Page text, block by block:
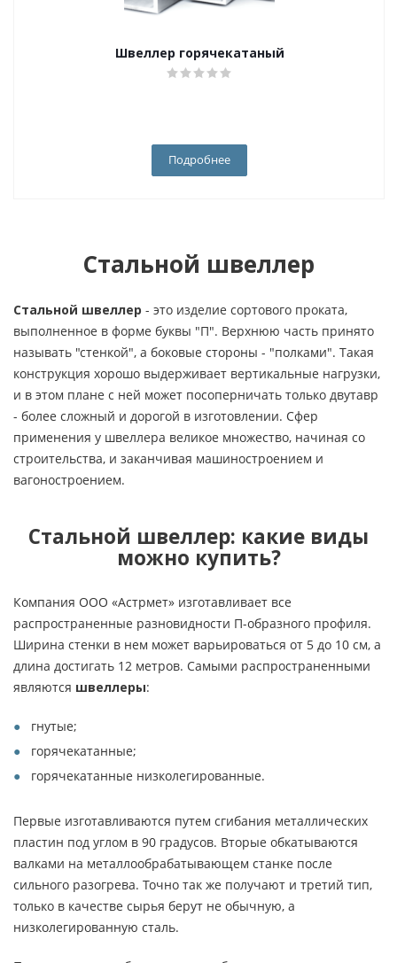
Швеллер горячекатаный
Подробнее
Стальной швеллер
Стальной швеллер - это изделие сортового проката,
выполненное в форме буквы "П". Верхнюю часть принято
называть "стенкой", а боковые стороны - "полками". Такая
конструкция хорошо выдерживает вертикальные нагрузки,
и в этом плане с ней может посоперничать только двутавр
- более сложный и дорогой в изготовлении. Сфер
применения у швеллера великое множество, начиная со
строительства, и заканчивая машиностроением и
вагоностроением.
Стальной швеллер: какие виды
можно купить?
Компания ООО «Астрмет» изготавливает все
распространенные разновидности П-образного профиля.
Ширина стенки в нем может варьироваться от 5 до 10 см, а
длина достигать 12 метров. Самыми распространенными
являются швеллеры:
гнутые;
горячекатанные;
горячекатанные низколегированные.
Первые изготавливаются путем сгибания металлических
пластин под углом в 90 градусов. Вторые обкатываются
валками на металлообрабатывающем станке после
сильного разогрева. Точно так же получают и третий тип,
только в качестве сырья берут не обычную, а
низколегированную сталь.